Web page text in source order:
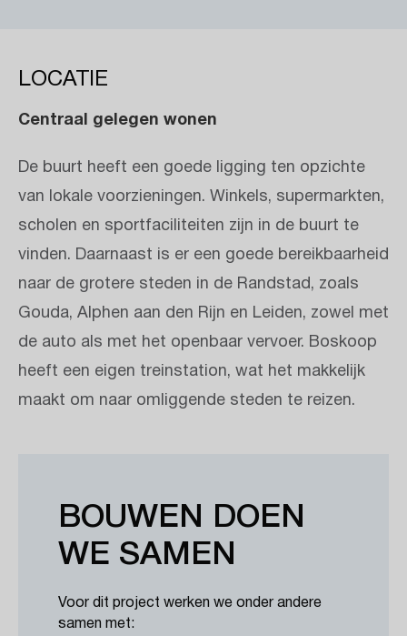
LOCATIE
Centraal gelegen wonen
De buurt heeft een goede ligging ten opzichte
van lokale voorzieningen. Winkels, supermarkten,
scholen en sportfaciliteiten zijn in de buurt te
vinden. Daarnaast is er een goede bereikbaarheid
naar de grotere steden in de Randstad, zoals
Gouda, Alphen aan den Rijn en Leiden, zowel met
de auto als met het openbaar vervoer. Boskoop
heeft een eigen treinstation, wat het makkelijk
maakt om naar omliggende steden te reizen.
BOUWEN DOEN
WE SAMEN
Voor dit project werken we onder andere
samen met: